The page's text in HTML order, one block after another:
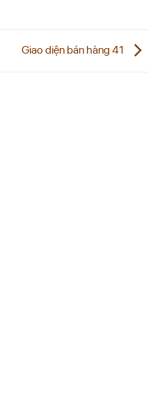
Giao diện bán hàng 41